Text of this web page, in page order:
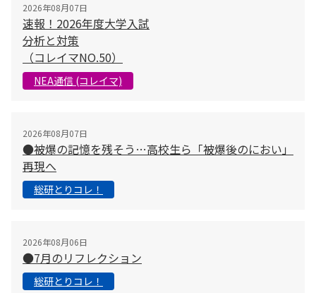
2026年08月07日
速報！2026年度大学入試
分析と対策
（コレイマNO.50）
NEA通信 (コレイマ)
2026年08月07日
●被爆の記憶を残そう…高校生ら「被爆後のにおい」
再現へ
総研とりコレ！
2026年08月06日
●7月のリフレクション
総研とりコレ！